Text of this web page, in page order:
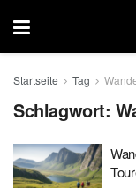
Startseite Tag
Schlagwort: